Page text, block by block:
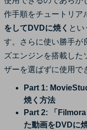
作手順をチュートリア
をしてDVDに焼く とい
す。さらに使い勝手が
ズエンジンを搭載した
ザーを選ばずに使用で
Part 1:
焼く方法
Part 2: 「
た動画をDVDに